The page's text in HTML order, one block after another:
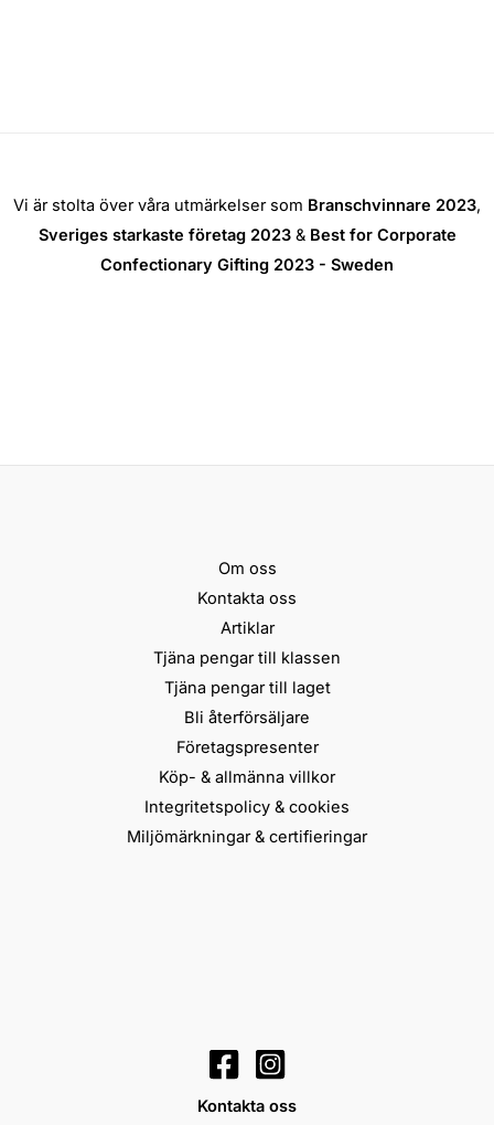
Vi är stolta över våra utmärkelser som Branschvinnare 2023,
Sveriges starkaste företag 2023& Best for Corporate
Confectionary Gifting 2023 - Sweden
Om oss
Kontakta oss
Artiklar
Tjäna pengar till klassen
Tjäna pengar till laget
Bli återförsäljare
Företagspresenter
Köp- & allmänna villkor
Integritetspolicy & cookies
Miljömärkningar & certifieringar
Kontakta oss